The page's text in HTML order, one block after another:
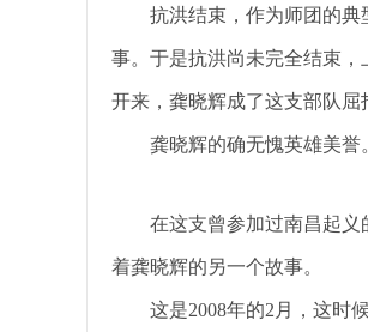
抗洪结束，作为师团的
事。于是抗洪尚未完全结束
开来，龚晓辉成了这支部队屈
龚晓辉的确无愧英雄美誉
在这支曾参加过南昌起
着龚晓辉的另一个故事。
这是2008年的2月，这时